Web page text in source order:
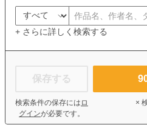
+ さらに詳しく検索する
保存する
検索条件の保存には ロ
グインが必要です。
×